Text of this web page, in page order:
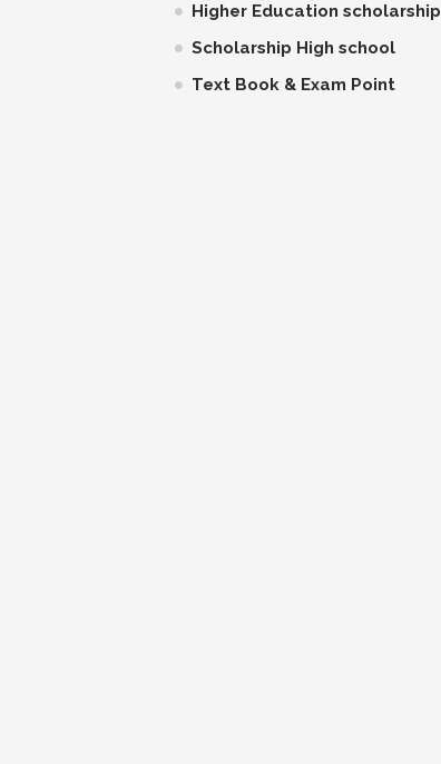
Higher Education scholarship
Scholarship High school
Text Book & Exam Point